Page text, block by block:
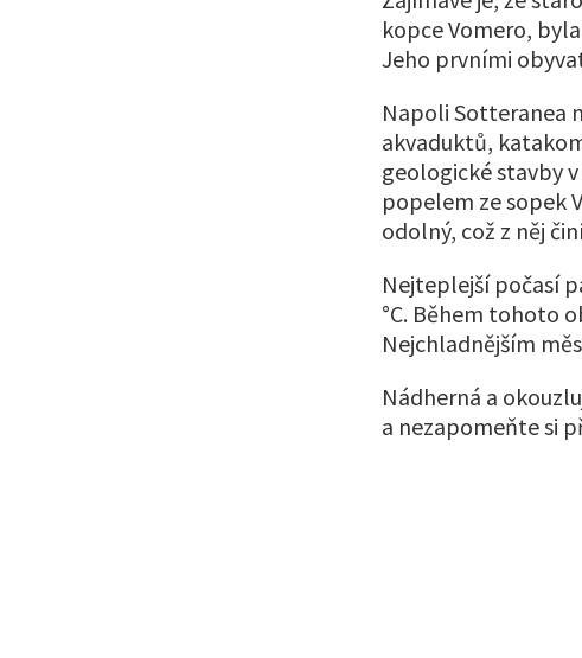
kopce Vomero,
Jeho prvními
Napoli Sotteranea
akvaduktů,
geologické stavby
popelem ze sopek
odolný, což z něj
Nejteplejší počasí
°C. Během tohoto
Nejchladnějším
Nádherná a
a nezapomeňte si